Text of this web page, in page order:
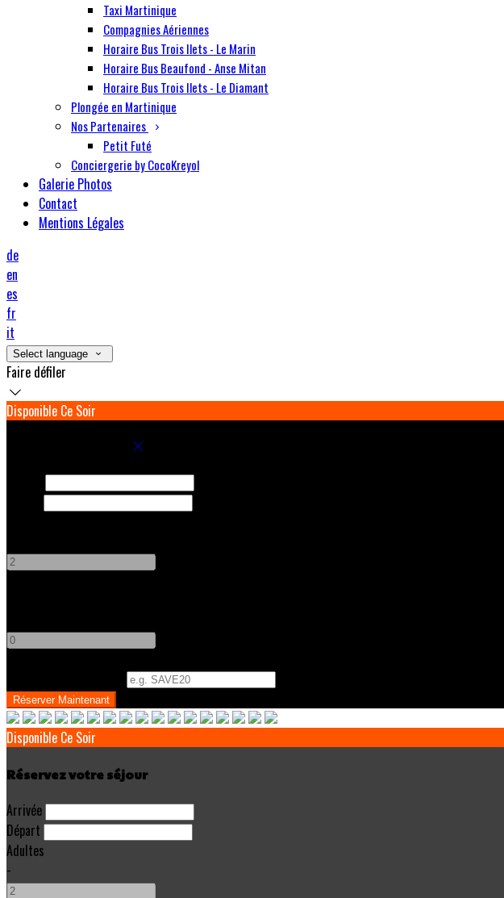
Taxi Martinique
Compagnies Aériennes
Horaire Bus Trois Ilets - Le Marin
Horaire Bus Beaufond - Anse Mitan
Horaire Bus Trois Ilets - Le Diamant
Plongée en Martinique
Nos Partenaires
Petit Futé
Conciergerie by CocoKreyol
Galerie Photos
Contact
Mentions Légales
de
en
es
fr
it
Select language
Faire défiler
Disponible Ce Soir
Disponible Ce Soir
Réservez votre séjour
Arrivée
Départ
Adultes
-